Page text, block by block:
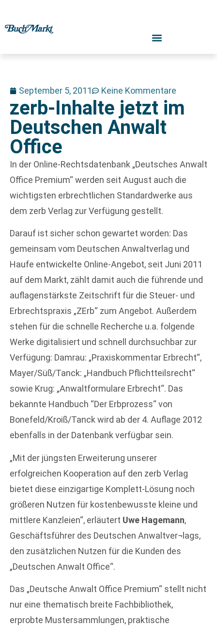
September 5, 2011 Keine Kommentare
zerb-Inhalte jetzt im
Deutschen Anwalt
Office
In der Online-Rechtsdatenbank „Deutsches Anwalt
Office Premium“ werden seit August auch die
wichtigsten erbrechtlichen Standardwerke aus
dem zerb Verlag zur Verfügung gestellt.
Darauf ist sicher schon gewartet worden: Das
gemeinsam vom Deutschen Anwaltverlag und
Haufe entwickelte Online-Angebot, seit Juni 2011
auf dem Markt, zählt damit auch die führende und
auflagenstärkste Zeitschrift für die Steuer- und
Erbrechtspraxis „ZErb“ zum Angebot. Außerdem
stehen für die schnelle Recherche u.a. folgende
Werke digitalisiert und schnell durchsuchbar zur
Verfügung: Damrau: „Praxiskommentar Erbrecht“,
Mayer/Süß/Tanck: „Handbuch Pflichtteilsrecht“
sowie Krug: „Anwaltformulare Erbrecht“. Das
bekannte Handbuch “Der Erbprozess“ von
Bonefeld/Kroiß/Tanck wird ab der 4. Auflage 2012
ebenfalls in der Datenbank verfügbar sein.
„Mit der jüngsten Erweiterung unserer
erfolgreichen Kooperation auf den zerb Verlag
bietet diese einzigartige Komplett-Lösung noch
größeren Nutzen für kostenbewusste kleine und
mittlere Kanzleien“, erläutert Uwe Hagemann,
Geschäftsführer des Deutschen Anwaltver¬lags,
den zusätzlichen Nutzen für die Kunden des
„Deutschen Anwalt Office“.
Das „Deutsche Anwalt Office Premium“ stellt nicht
nur eine thematisch breite Fachbibliothek,
erprobte Mustersammlungen, praktische